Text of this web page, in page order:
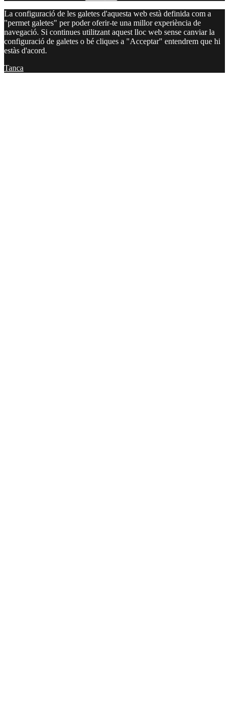
La configuració de les galetes d'aquesta web està definida com a
"permet galetes" per poder oferir-te una millor experiència de
navegació. Si continues utilitzant aquest lloc web sense canviar la
configuració de galetes o bé cliques a "Acceptar" entendrem que hi
estàs d'acord.
Tanca